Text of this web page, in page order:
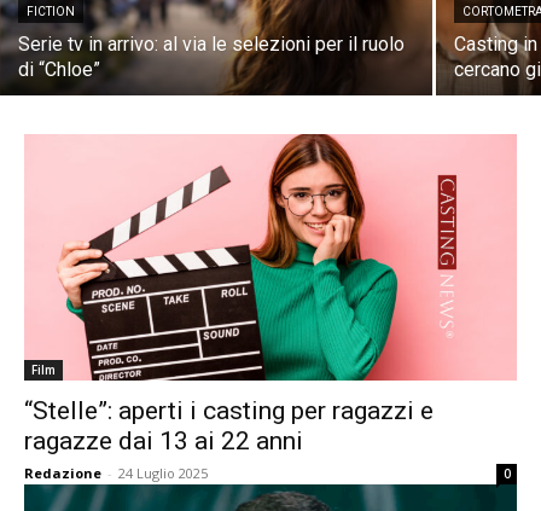
FICTION
Serie tv in arrivo: al via le selezioni per il ruolo
di “Chloe”
Casting
cercano
Film
“Stelle”: aperti i casting per ragazzi e
ragazze dai 13 ai 22 anni
Redazione - 24 Luglio 2025 0